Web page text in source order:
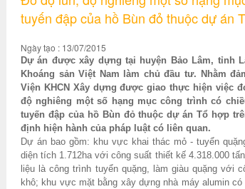
tuyến đập của hồ Bùn đỏ thuộc dự án
Ngày tạo : 13/07/2015
Dự án được xây dựng tại huyện Bảo Lâm, tỉnh
Khoáng sản Việt Nam làm chủ đầu tư. Nhằm
Viện KHCN Xây dựng được giao thực hiện việc
độ nghiêng một số hạng mục công trình có
tuyến đập của hồ Bùn đỏ thuộc dự án Tổ hợp
định hiện hành của pháp luật có liên quan.
Dự án bao gồm: khu vực khai thác mỏ - tuyển
diện tích 1.712ha với công suất thiết kế 4.318.000
liệu là công trình tuyển quặng, làm giàu quặng với
khô; khu vực mặt bằng xây dựng nhà máy alumin